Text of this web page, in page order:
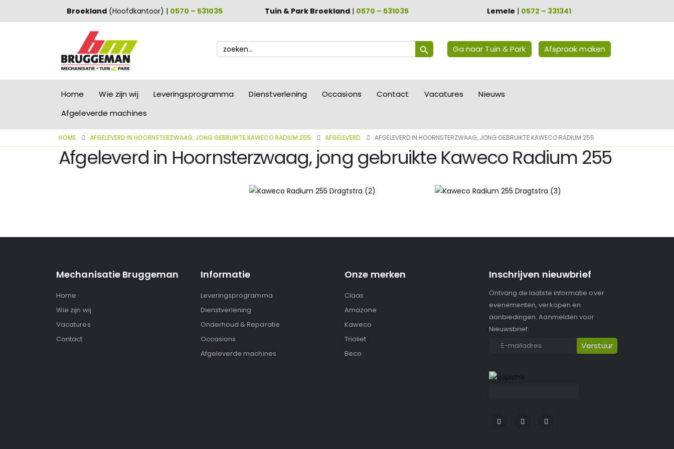
Broekland (Hoofdkantoor) | 0570 – 531035 Tuin & Park Broekland | 0570 – 531035 Lemele | 0572 – 331341
Zoek
naar:
Zoekknop
Ga naar Tuin & Park Afspraak maken
Home Wie zijn wij Leveringsprogramma Dienstverlening Occasions Contact Vacatures
Nieuws
Afgeleverde machines
HOME AFGELEVERD IN HOORNSTERZWAAG, JONG GEBRUIKTE KAWECO RADIUM 255 AFGELEVERD AFGELEVERD IN HOORNSTERZWAAG, JONG GEBRUIKTE KAWECO RADIUM 255
Afgeleverd in Hoornsterzwaag, jong gebruikte Kaweco Radium 255
Mechanisatie Bruggeman
Home
Wie zijn wij
Vacatures
Contact
Informatie
Leveringsprogramma
Dienstverlening
Onderhoud & Reparatie
Occasions
Afgeleverde machines
Onze merken
Claas
Amazone
Kaweco
Trioliet
Beco
Inschrijven nieuwbrief
Ontvang de laatste informatie over
evenementen, verkopen en
aanbiedingen. Aanmelden voor
Nieuwsbrief: